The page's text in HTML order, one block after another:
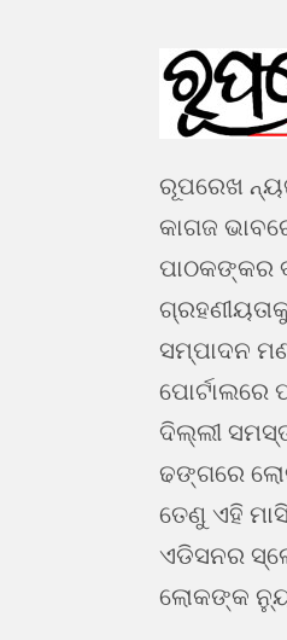
ରୂପରେଖ
କାଗଜ
ପାଠକଙ୍କର
ସମ୍ପାଦନ
ଦିଲ୍ଲୀ
ଢଙ୍ଗରେ
ତେଣୁ ଏହି
ଏଡିସନର
ଲୋକଙ୍କ